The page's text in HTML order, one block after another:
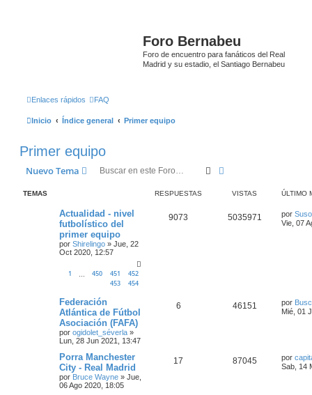
Foro Bernabeu
Foro de encuentro para fanáticos del Real
Madrid y su estadio, el Santiago Bernabeu
Enlaces rápidos FAQ
Inicio Índice general Primer equipo
Primer equipo
Nuevo Tema Buscar
TEMAS RESPUESTAS VISTAS ÚLTIMO
Actualidad - nivel
futbolístico del
primer equipo
por Shirelingo » Jue, 22
Oct 2020, 12:57
1 450 451
452
453
454
9073 5035971 por Suso
Vie, 07
Federación
Atlántica de Fútbol
Asociación (FAFA)
por ogidolet_séverla »
Lun, 28 Jun 2021, 13:47
6 46151 por
Mié, 01
Porra Manchester
City - Real Madrid
por Bruce Wayne » Jue,
06 Ago 2020, 18:05
17 87045 por
Sab, 14